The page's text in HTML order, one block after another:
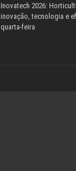
Inovatech 2026:
inovação, tecnologia e
quarta-feira